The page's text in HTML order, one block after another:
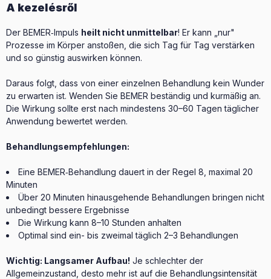
A kezelésről
Der BEMER‑Impuls heilt nicht unmittelbar! Er kann „nur"
Prozesse im Körper anstoßen, die sich Tag für Tag verstärken
und so günstig auswirken können.
Daraus folgt, dass von einer einzelnen Behandlung kein Wunder
zu erwarten ist. Wenden Sie BEMER beständig und kurmäßig an.
Die Wirkung sollte erst nach mindestens 30–60 Tagen täglicher
Anwendung bewertet werden.
Behandlungsempfehlungen:
Eine BEMER‑Behandlung dauert in der Regel 8, maximal 20
Minuten
Über 20 Minuten hinausgehende Behandlungen bringen nicht
unbedingt bessere Ergebnisse
Die Wirkung kann 8–10 Stunden anhalten
Optimal sind ein- bis zweimal täglich 2–3 Behandlungen
Wichtig: Langsamer Aufbau! Je schlechter der
Allgemeinzustand, desto mehr ist auf die Behandlungsintensität